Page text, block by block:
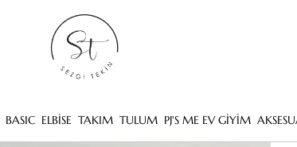
BASIC ELBİSE TAKIM TULUM PJ'S ME EV GİYİM